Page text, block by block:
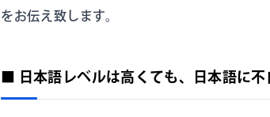
をお伝え致します。
■ 日本語レベルは高くても、日本語に不